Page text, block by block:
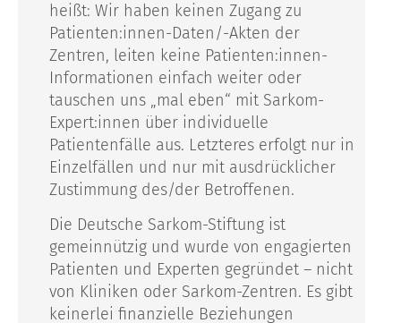
heißt: Wir haben keinen Zugang zu
Patienten:innen-Daten/-Akten der
Zentren, leiten keine Patienten:innen-
Informationen einfach weiter oder
tauschen uns „mal eben“ mit Sarkom-
Expert:innen über individuelle
Patientenfälle aus. Letzteres erfolgt nur in
Einzelfällen und nur mit ausdrücklicher
Zustimmung des/der Betroffenen.
Die Deutsche Sarkom-Stiftung ist
gemeinnützig und wurde von engagierten
Patienten und Experten gegründet – nicht
von Kliniken oder Sarkom-Zentren. Es gibt
keinerlei finanzielle Beziehungen